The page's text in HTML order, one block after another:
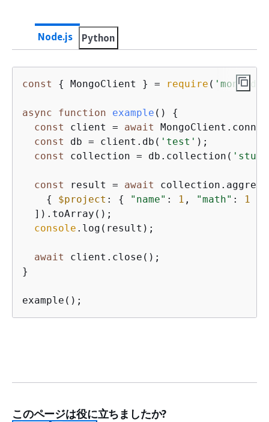
Node.js Python
const { MongoClient } = require ( 'mongodb'
async function example ( ) {
const
client = await
const
db = client.db( 'test' );
const
collection = db.collection(
const result = await
{
$project : { "name" : 1 , "math" : 1
  ]).toArray();
console .log(result);
await
client.close();
}
example();
このページは役に立ちましたか?